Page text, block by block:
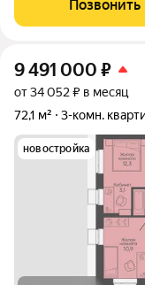
адресу ул. Трехгорная,
Позвонить
9 491 000 ₽
от 34 052 ₽ в месяц
72,1 м²
3-комн.
новостройка